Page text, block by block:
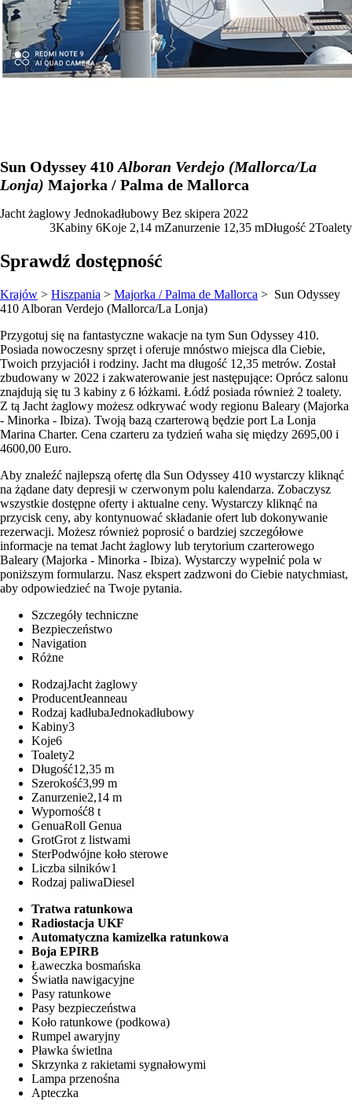
Sun Odyssey 410 Alboran Verdejo (Mallorca/La
Lonja) Majorka / Palma de Mallorca
Jacht żaglowy Jednokadłubowy Bez skipera 2022
3Kabiny 6Koje 2,14 mZanurzenie 12,35 mDługość 2Toalety
Sprawdź dostępność
Krajów > Hiszpania > Majorka / Palma de Mallorca > Sun Odyssey
410 Alboran Verdejo (Mallorca/La Lonja)
Przygotuj się na fantastyczne wakacje na tym Sun Odyssey 410.
Posiada nowoczesny sprzęt i oferuje mnóstwo miejsca dla Ciebie,
Twoich przyjaciół i rodziny. Jacht ma długość 12,35 metrów. Został
zbudowany w 2022 i zakwaterowanie jest następujące: Oprócz salonu
znajdują się tu 3 kabiny z 6 łóżkami. Łódź posiada również 2 toalety.
Z tą Jacht żaglowy możesz odkrywać wody regionu Baleary (Majorka
- Minorka - Ibiza). Twoją bazą czarterową będzie port La Lonja
Marina Charter. Cena czarteru za tydzień waha się między 2695,00 i
4600,00 Euro.
Aby znaleźć najlepszą ofertę dla Sun Odyssey 410 wystarczy kliknąć
na żądane daty depresji w czerwonym polu kalendarza. Zobaczysz
wszystkie dostępne oferty i aktualne ceny. Wystarczy kliknąć na
przycisk ceny, aby kontynuować składanie ofert lub dokonywanie
rezerwacji. Możesz również poprosić o bardziej szczegółowe
informacje na temat Jacht żaglowy lub terytorium czarterowego
Baleary (Majorka - Minorka - Ibiza). Wystarczy wypełnić pola w
poniższym formularzu. Nasz ekspert zadzwoni do Ciebie natychmiast,
aby odpowiedzieć na Twoje pytania.
Szczegóły techniczne
Bezpieczeństwo
Navigation
Różne
RodzajJacht żaglowy
ProducentJeanneau
Rodzaj kadłubaJednokadłubowy
Kabiny3
Koje6
Toalety2
Długość12,35 m
Szerokość3,99 m
Zanurzenie2,14 m
Wyporność8 t
GenuaRoll Genua
GrotGrot z listwami
SterPodwójne koło sterowe
Liczba silników1
Rodzaj paliwaDiesel
Tratwa ratunkowa
Radiostacja UKF
Automatyczna kamizelka ratunkowa
Boja EPIRB
Ławeczka bosmańska
Światła nawigacyjne
Pasy ratunkowe
Pasy bezpieczeństwa
Koło ratunkowe (podkowa)
Rumpel awaryjny
Pławka świetlna
Skrzynka z rakietami sygnałowymi
Lampa przenośna
Apteczka